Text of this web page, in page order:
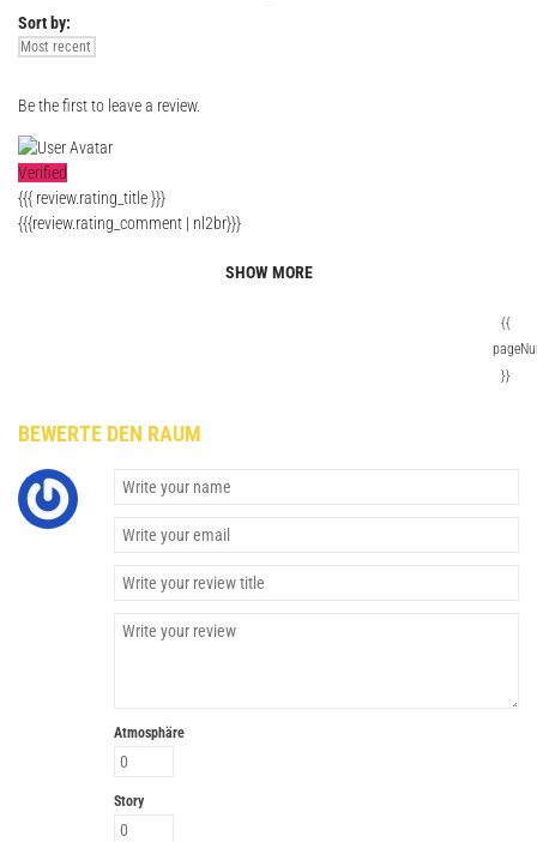
Sort by:
Be the first to leave a review.
Verified
{{{ review.rating_title }}}
{{{review.rating_comment | nl2br}}}
SHOW MORE
{{
}}
BEWERTE DEN RAUM
Atmosphäre
Story